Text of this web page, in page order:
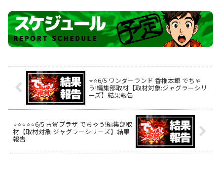
⭐️⭐️6/5 ワンダーランド 香椎本館 でちゃ
う!編集部取材【取材対象:ジャグラーシリ
ーズ】結果報告
⭐️⭐️⭐️⭐️⭐️6/5 古賀プラザ でちゃう!編集部取
材【取材対象:ジャグラーシリーズ】結果
報告